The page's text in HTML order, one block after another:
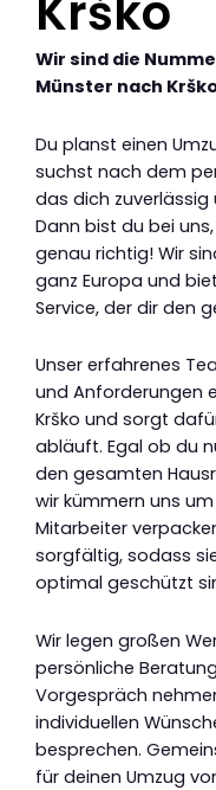
Krško
Wir sind die
Münster nach
Du planst einen
suchst nach dem
das dich
Dann bist du bei
genau richtig! Wir
ganz Europa und
Service, der dir den
Unser erfahrenes
und Anforderungen
Krško und sorgt
abläuft. Egal ob du
den gesamten
wir kümmern uns
Mitarbeiter
sorgfältig, sodass
optimal geschützt
Wir legen großen
persönliche
Vorgespräch
individuellen
besprechen.
für deinen Umzug